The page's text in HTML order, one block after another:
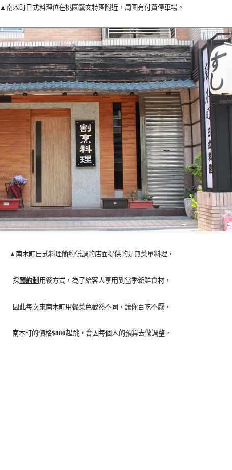
▲南木町日式料理位在桃園藝文特區附近，周圍有付費停車場。
▲南木町日式料理簡約低調的店面提供的是無菜單料理，
採預約制 用餐方式，為了給客人享用到當季新鮮食材，
因此每次來南木町用餐菜色截然不同，讓你百吃不厭，
南木町的價格$880起跳， 會因每個人的預算去做調整，